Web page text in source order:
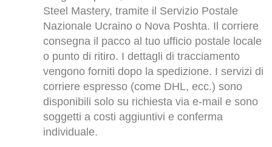
Steel Mastery, tramite il Servizio Postale
Nazionale Ucraino o Nova Poshta. Il corriere
consegna il pacco al tuo ufficio postale locale
o punto di ritiro. I dettagli di tracciamento
vengono forniti dopo la spedizione. I servizi di
corriere espresso (come DHL, ecc.) sono
disponibili solo su richiesta via e-mail e sono
soggetti a costi aggiuntivi e conferma
individuale.